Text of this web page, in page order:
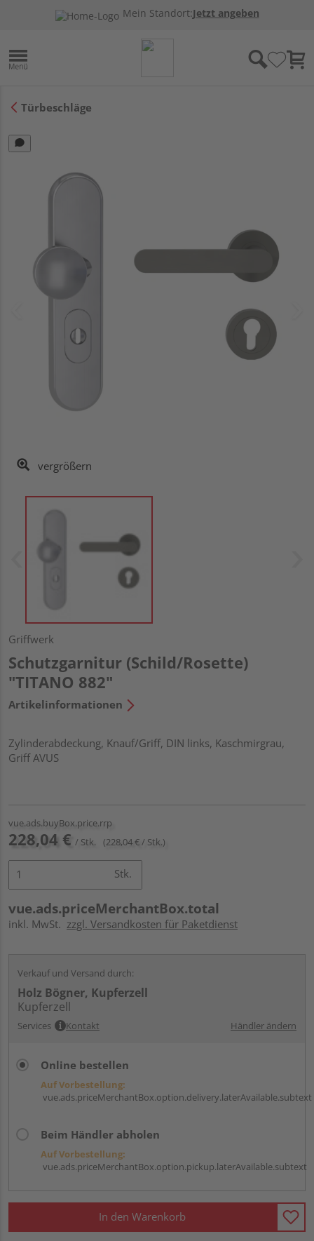
Mein Standort:Jetzt angeben
Türbeschläge
vergrößern
Griffwerk
Schutzgarnitur (Schild/Rosette)
"TITANO 882"
Artikelinformationen
Zylinderabdeckung, Knauf/Griff, DIN links, Kaschmirgrau,
Griff AVUS
vue.ads.buyBox.price.rrp
228,04 € / Stk. (228,04 € / Stk.)
Stk.
vue.ads.priceMerchantBox.total
inkl. MwSt. zzgl. Versandkosten für Paketdienst
Verkauf und Versand durch:
Holz Bögner, Kupferzell
Kupferzell
Services Kontakt Händler ändern
Online bestellen
Auf Vorbestellung:
vue.ads.priceMerchantBox.option.delivery.laterAvailable.subtext
Beim Händler abholen
Auf Vorbestellung:
vue.ads.priceMerchantBox.option.pickup.laterAvailable.subtext
In den Warenkorb